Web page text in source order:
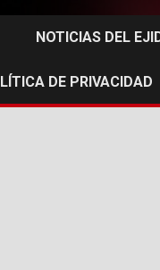
NOTICIAS DEL
DE PRIVACIDAD